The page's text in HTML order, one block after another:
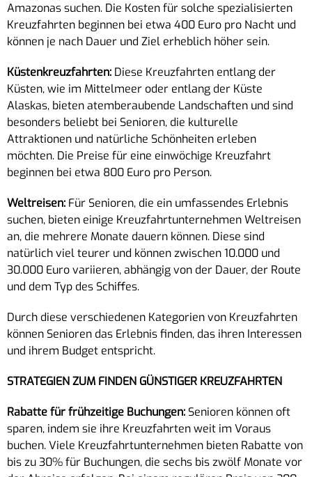
Amazonas suchen. Die Kosten für solche spezialisierten
Kreuzfahrten beginnen bei etwa 400 Euro pro Nacht und
können je nach Dauer und Ziel erheblich höher sein.
Küstenkreuzfahrten: Diese Kreuzfahrten entlang der
Küsten, wie im Mittelmeer oder entlang der Küste
Alaskas, bieten atemberaubende Landschaften und sind
besonders beliebt bei Senioren, die kulturelle
Attraktionen und natürliche Schönheiten erleben
möchten. Die Preise für eine einwöchige Kreuzfahrt
beginnen bei etwa 800 Euro pro Person.
Weltreisen: Für Senioren, die ein umfassendes Erlebnis
suchen, bieten einige Kreuzfahrtunternehmen Weltreisen
an, die mehrere Monate dauern können. Diese sind
natürlich viel teurer und können zwischen 10.000 und
30.000 Euro variieren, abhängig von der Dauer, der Route
und dem Typ des Schiffes.
Durch diese verschiedenen Kategorien von Kreuzfahrten
können Senioren das Erlebnis finden, das ihren Interessen
und ihrem Budget entspricht.
STRATEGIEN ZUM FINDEN GÜNSTIGER KREUZFAHRTEN
Rabatte für frühzeitige Buchungen: Senioren können oft
sparen, indem sie ihre Kreuzfahrten weit im Voraus
buchen. Viele Kreuzfahrtunternehmen bieten Rabatte von
bis zu 30% für Buchungen, die sechs bis zwölf Monate vor